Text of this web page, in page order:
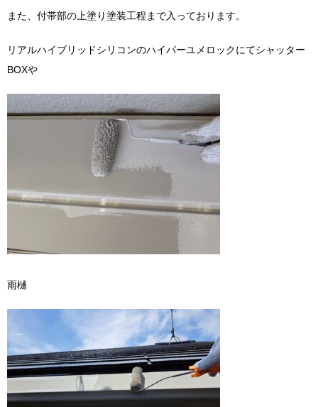
また、付帯部の上塗り塗装工程まで入っております。
リアルハイブリッドシリコンのハイパーユメロックにてシャッター
BOXや
雨樋